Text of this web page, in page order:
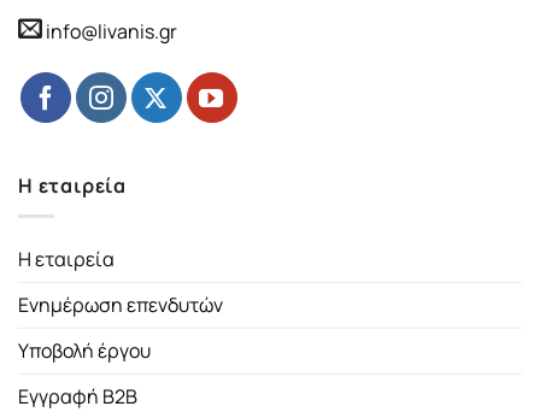
info@livanis.gr
Η εταιρεία
Η εταιρεία
Ενημέρωση επενδυτών
Υποβολή έργου
Εγγραφή B2B